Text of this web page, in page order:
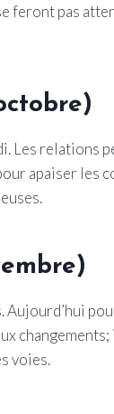
feront pas
Les
apaiser
voies.